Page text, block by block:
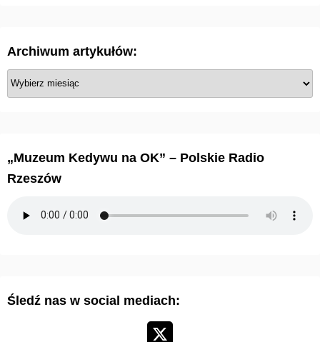
Archiwum artykułów:
A
r
k
„Muzeum Kedywu na OK” – Polskie Radio
Rzeszów
Śledź nas w social mediach: